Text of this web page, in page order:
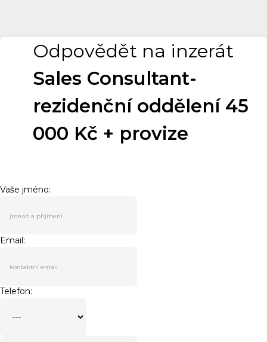
Odpovědět na inzerát
Sales Consultant-
rezidenční oddělení 45
000 Kč + provize
Vaše jméno:
Email:
Telefon: